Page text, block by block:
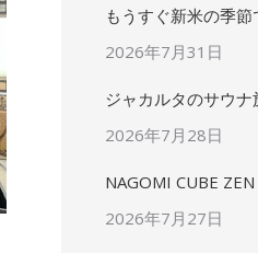
もうすぐ新米の季節
2026年7月31日
ジャカルタのサウ
2026年7月28日
NAGOMI CUBE
2026年7月27日